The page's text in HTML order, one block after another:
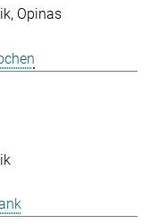
Opinas